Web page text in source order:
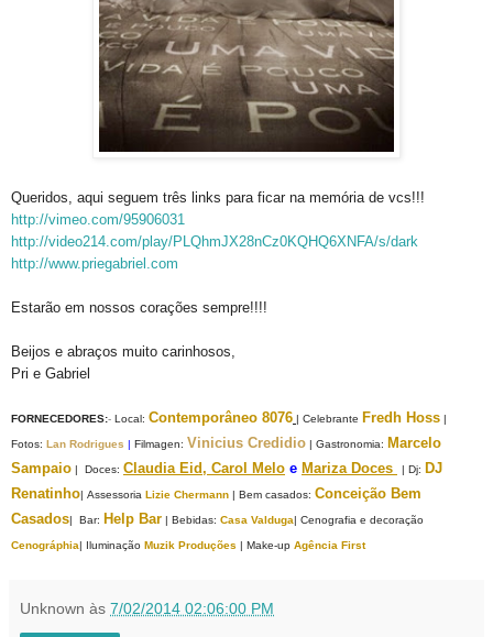
Queridos, aqui seguem três links para ficar na memória de vcs!!!
http://vimeo.com/95906031
http://video214.com/play/PLQhmJX28nCz0KQHQ6XNFA/s/dark
http://www.priegabriel.com
Estarão em nossos corações sempre!!!!
Beijos e abraços muito carinhosos,
Pri e Gabriel
FORNECEDORES:- Local: Contemporâneo 8076 | Celebrante Fredh Hoss |
Fotos: Lan Rodrigues | Filmagen: Vinicius Credidio | Gastronomia: Marcelo
Sampaio | Doces: C laudia Eid, Carol Melo e Mariza Doces | Dj: DJ
Renatinho| Assessoria Lizie Chermann | Bem casados: Conceição Bem
Casados| Bar: Help Bar | Bebidas: Casa Valduga| Cenografia e decoração
Cenográphia| Iluminação Muzik Produções | Make-up Agência First
Unknown às 7/02/2014 02:06:00 PM